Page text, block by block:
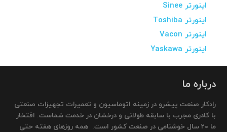
اینورتر Sinee
اینورتر Toshiba
اینورتر Vacon
اینورتر Yaskawa
درباره ما
رادکار صنعت پیشرو در زمینه اتوماسیون و تعمیرات تجهیزات صنعتی
با کادری مجرب با سابقه طولانی و درخشان در خدمت شماست. افتخار
ما 20 سال خوشنامی در صنعت کشور است. همه روزهای هفته حتی